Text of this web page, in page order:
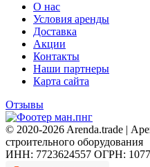
О нас
Условия аренды
Доставка
Акции
Контакты
Наши партнеры
Карта сайта
Отзывы
© 2020-2026 Arenda.trade |
строительного оборудования
ИНН: 7723624557 ОГРН: